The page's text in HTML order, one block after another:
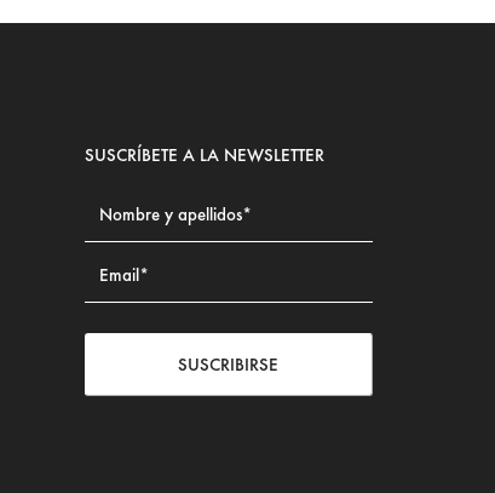
SUSCRÍBETE A LA NEWSLETTER
SUSCRIBIRSE